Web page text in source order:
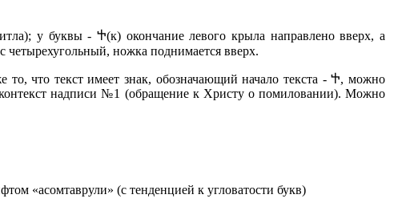
у буквы - Ⴕ(к) окончание левого крыла направлено вверх, а
четырехугольный, ножка поднимается вверх.
то, что текст имеет знак, обозначающий начало текста - Ⴕ, можно
надписи №1 (обращение к Христу о помиловании). Можно
«асомтаврули» (с тенденцией к угловатости букв)